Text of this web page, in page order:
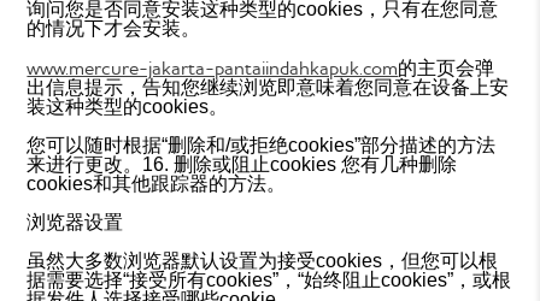
询问您是否同意安装这种类型的cookies，只有在您同意
的情况下才会安装。
www.mercure-jakarta-pantaiindahkapuk.com的主页会弹
出信息提示，告知您继续浏览即意味着您同意在设备上安
装这种类型的cookies。
您可以随时根据“删除和/或拒绝cookies”部分描述的方法
来进行更改。16. 删除或阻止cookies 您有几种删除
cookies和其他跟踪器的方法。
浏览器设置
虽然大多数浏览器默认设置为接受cookies，但您可以根
据需要选择“接受所有cookies”，“始终阻止cookies”，或根